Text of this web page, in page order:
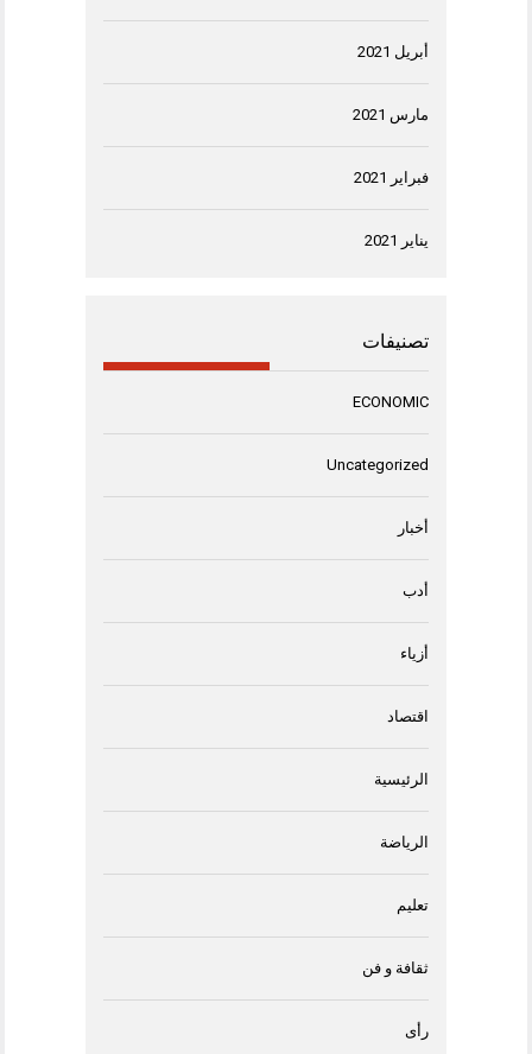
أبريل 2021
مارس 2021
فبراير 2021
يناير 2021
تصنيفات
ECONOMIC
Uncategorized
أخبار
أدب
أزياء
اقتصاد
الرئيسية
الرياضة
تعليم
ثقافة و فن
رأى